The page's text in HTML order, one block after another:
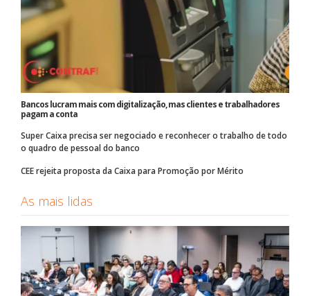
Bancos lucram mais com digitalização, mas clientes e trabalhadores
pagam a conta
Super Caixa precisa ser negociado e reconhecer o trabalho de todo
o quadro de pessoal do banco
CEE rejeita proposta da Caixa para Promoção por Mérito
As mais lidas